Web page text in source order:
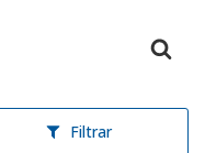
Filtrar